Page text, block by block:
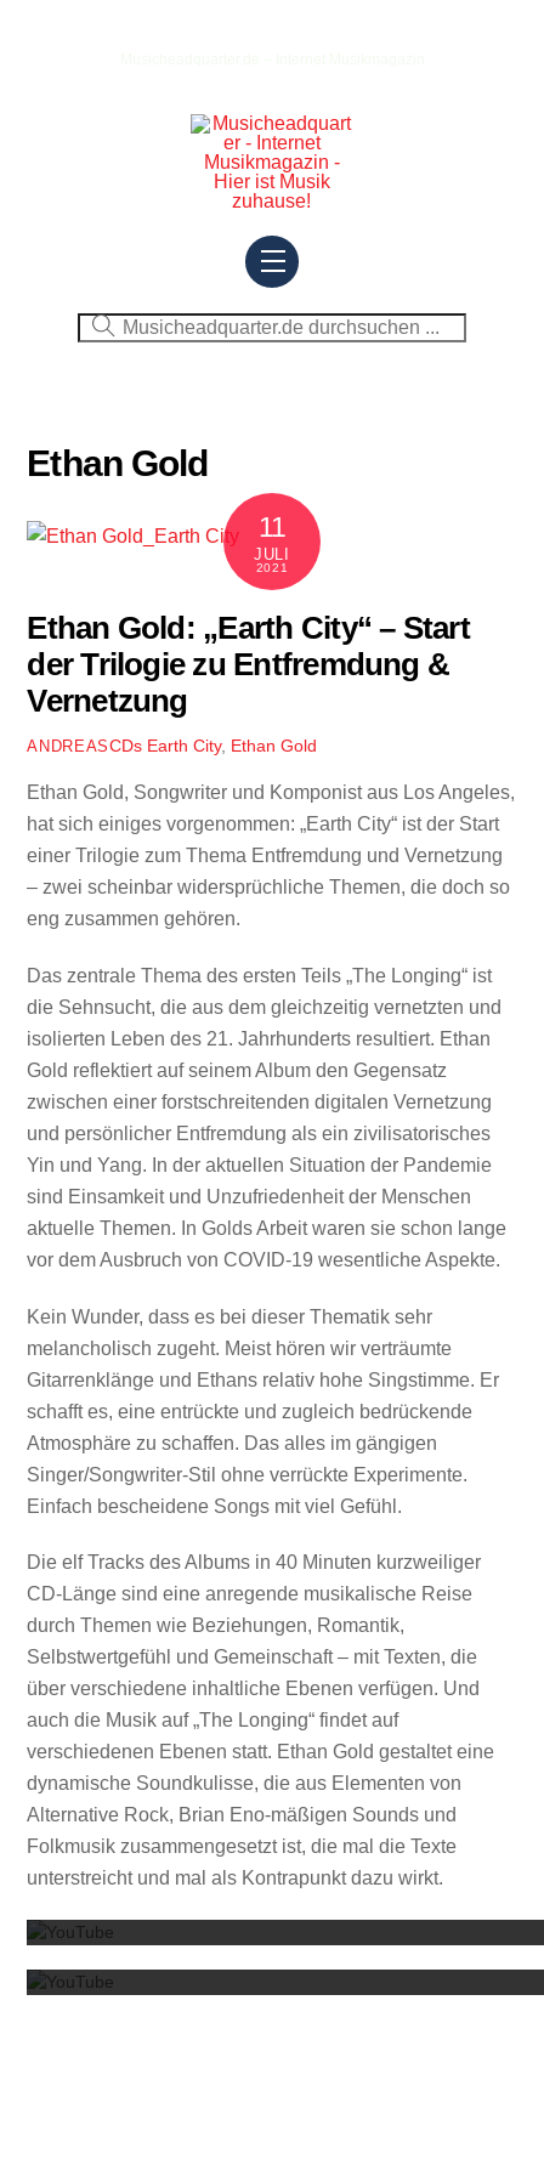
Menu
Ethan Gold
11
JULI
2021
Ethan Gold: „Earth City“ – Start
der Trilogie zu Entfremdung &
Vernetzung
ANDREASCDs Earth City, Ethan Gold
Ethan Gold, Songwriter und Komponist aus Los Angeles,
hat sich einiges vorgenommen: „Earth City“ ist der Start
einer Trilogie zum Thema Entfremdung und Vernetzung
– zwei scheinbar widersprüchliche Themen, die doch so
eng zusammen gehören.
Das zentrale Thema des ersten Teils „The Longing“ ist
die Sehnsucht, die aus dem gleichzeitig vernetzten und
isolierten Leben des 21. Jahrhunderts resultiert. Ethan
Gold reflektiert auf seinem Album den Gegensatz
zwischen einer forstschreitenden digitalen Vernetzung
und persönlicher Entfremdung als ein zivilisatorisches
Yin und Yang. In der aktuellen Situation der Pandemie
sind Einsamkeit und Unzufriedenheit der Menschen
aktuelle Themen. In Golds Arbeit waren sie schon lange
vor dem Ausbruch von COVID-19 wesentliche Aspekte.
Kein Wunder, dass es bei dieser Thematik sehr
melancholisch zugeht. Meist hören wir verträumte
Gitarrenklänge und Ethans relativ hohe Singstimme. Er
schafft es, eine entrückte und zugleich bedrückende
Atmosphäre zu schaffen. Das alles im gängigen
Singer/Songwriter-Stil ohne verrückte Experimente.
Einfach bescheidene Songs mit viel Gefühl.
Die elf Tracks des Albums in 40 Minuten kurzweiliger
CD-Länge sind eine anregende musikalische Reise
durch Themen wie Beziehungen, Romantik,
Selbstwertgefühl und Gemeinschaft – mit Texten, die
über verschiedene inhaltliche Ebenen verfügen. Und
auch die Musik auf „The Longing“ findet auf
verschiedenen Ebenen statt. Ethan Gold gestaltet eine
dynamische Soundkulisse, die aus Elementen von
Alternative Rock, Brian Eno-mäßigen Sounds und
Folkmusik zusammengesetzt ist, die mal die Texte
unterstreicht und mal als Kontrapunkt dazu wirkt.